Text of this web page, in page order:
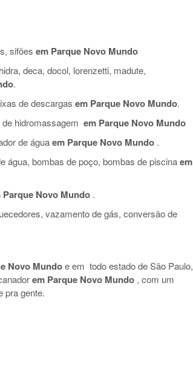
sifões em Parque Novo Mundo
deca, docol, lorenzetti, madute,
.
de descargas em Parque Novo Mundo.
hidromassagem em Parque Novo Mundo
de águaem Parque Novo Mundo .
água, bombas de poço, bombas de piscinaem
Parque Novo Mundo .
vazamento de gás, conversão de
Novo Mundoe em todo estado de São Paulo,
em Parque Novo Mundo , com um
pra gente.